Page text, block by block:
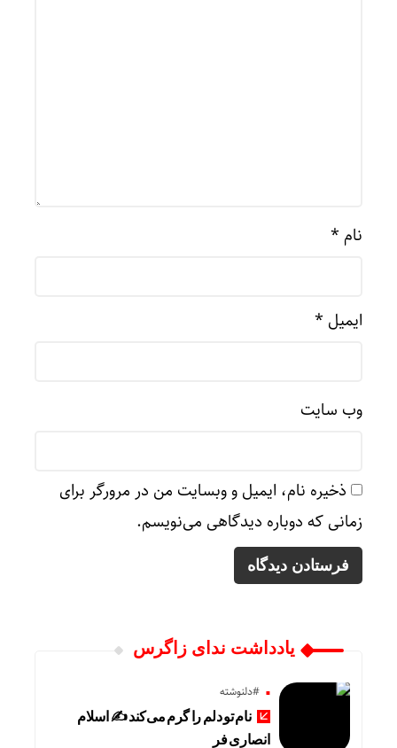
نام *
ایمیل *
وب‌ سایت
ذخیره نام، ایمیل و وبسایت من در مرورگر برای
زمانی که دوباره دیدگاهی می‌نویسم.
یادداشت ندای زاگرس
#دلنوشته
نام تو دلم را گرم می‌کند ✍️ اسلام
انصاری فر